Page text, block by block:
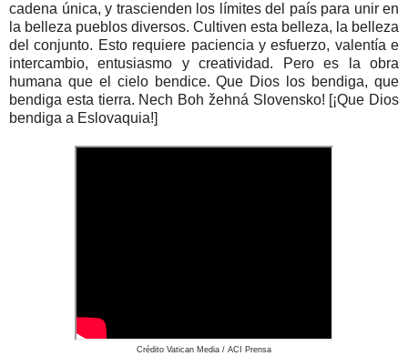
cadena única, y trascienden los límites del país para unir en
la belleza pueblos diversos. Cultiven esta belleza, la belleza
del conjunto. Esto requiere paciencia y esfuerzo, valentía e
intercambio, entusiasmo y creatividad. Pero es la obra
humana que el cielo bendice. Que Dios los bendiga, que
bendiga esta tierra. Nech Boh žehná Slovensko! [¡Que Dios
bendiga a Eslovaquia!]
Crédito Vatican Media / ACI Prensa